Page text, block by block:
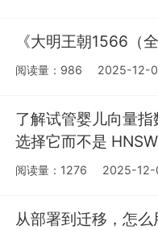
《大明王朝1566（
阅读量：986 2025-12-
了解试管婴儿向量
选择它而不是 HNSW
阅读量：1276 2025-12-
从部署到迁移，怎